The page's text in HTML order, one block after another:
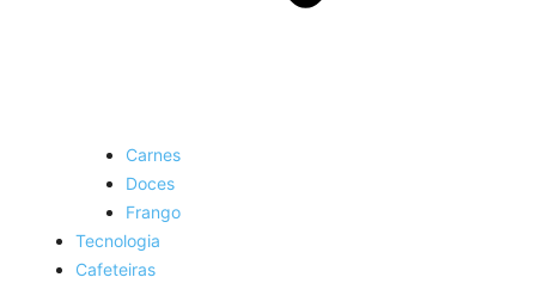
Carnes
Doces
Frango
Tecnologia
Cafeteiras